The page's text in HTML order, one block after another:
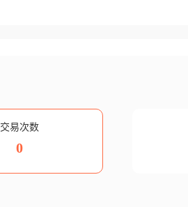
交易次数
0